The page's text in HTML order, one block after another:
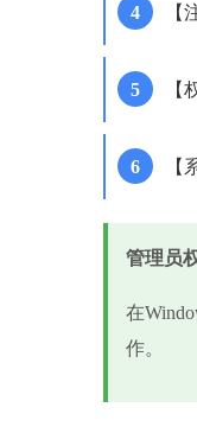
【
【
管理员
在
作。